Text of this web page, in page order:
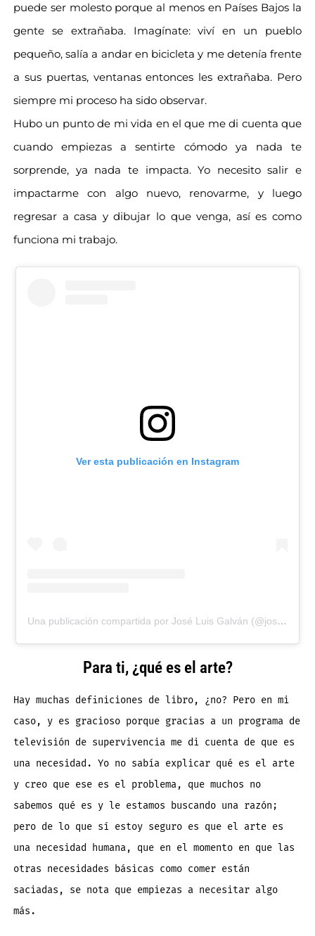
puede ser molesto porque al menos en Países Bajos la
gente se extrañaba. Imagínate: viví en un pueblo
pequeño, salía a andar en bicicleta y me detenía frente
a sus puertas, ventanas entonces les extrañaba. Pero
siempre mi proceso ha sido observar.
Hubo un punto de mi vida en el que me di cuenta que
cuando empiezas a sentirte cómodo ya nada te
sorprende, ya nada te impacta. Yo necesito salir e
impactarme con algo nuevo, renovarme, y luego
regresar a casa y dibujar lo que venga, así es como
funciona mi trabajo.
Ver esta publicación en Instagram
Una publicación compartida por José Luis Galván (@joseluislopezgalvan)
Para ti, ¿qué es el arte?
Hay muchas definiciones de libro, ¿no? Pero en mi
caso, y es gracioso porque gracias a un programa de
televisión de supervivencia me di cuenta de que es
una necesidad. Yo no sabía explicar qué es el arte
y creo que ese es el problema, que muchos no
sabemos qué es y le estamos buscando una razón;
pero de lo que sí estoy seguro es que el arte es
una necesidad humana, que en el momento en que las
otras necesidades básicas como comer están
saciadas, se nota que empiezas a necesitar algo
más.